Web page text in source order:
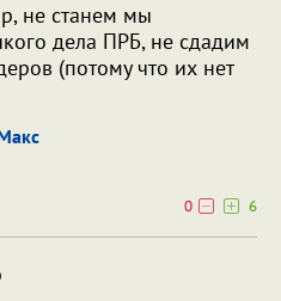
не станем мы
дела ПРБ, не сдадим
(потому что их нет
0
6